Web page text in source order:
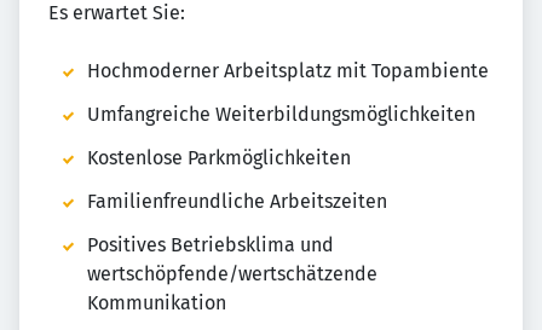
Es erwartet Sie:
Hochmoderner Arbeitsplatz mit Topambiente
Umfangreiche Weiterbildungsmöglichkeiten
Kostenlose Parkmöglichkeiten
Familienfreundliche Arbeitszeiten
Positives Betriebsklima und
wertschöpfende/wertschätzende
Kommunikation